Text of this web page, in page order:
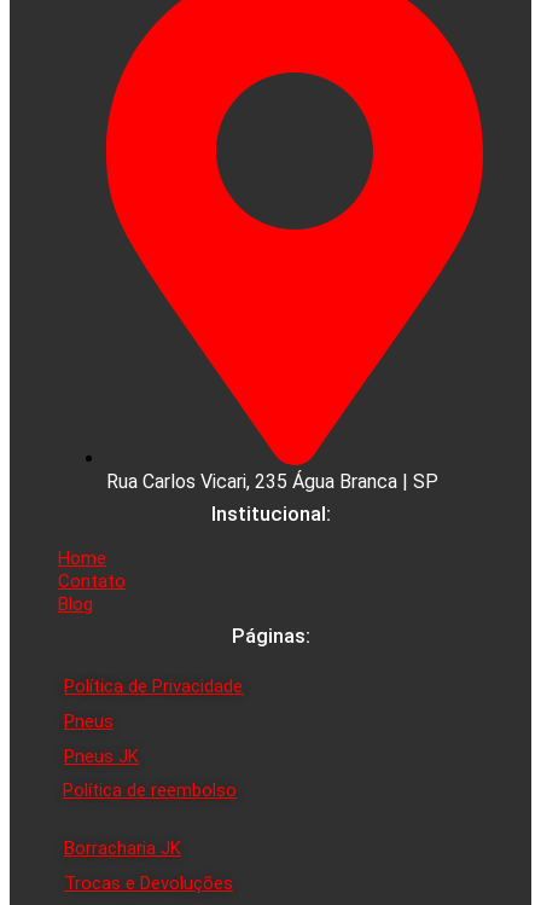
Rua Carlos Vicari, 235 Água Branca | SP
Institucional:
Home
Contato
Blog
Páginas:
Política de Privacidade
Pneus
Pneus JK
Política de reembolso
Borracharia JK
Trocas e Devoluções